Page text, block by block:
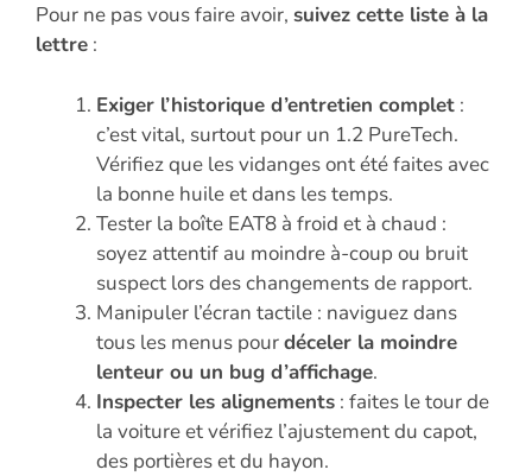
Pour ne pas vous faire avoir, suivez cette liste à la
lettre :
Exiger l’historique d’entretien complet :
c’est vital, surtout pour un 1.2 PureTech.
Vérifiez que les vidanges ont été faites avec
la bonne huile et dans les temps.
Tester la boîte EAT8 à froid et à chaud :
soyez attentif au moindre à-coup ou bruit
suspect lors des changements de rapport.
Manipuler l’écran tactile : naviguez dans
tous les menus pourdéceler la moindre
lenteur ou un bug d’affichage.
Inspecter les alignements : faites le tour de
la voiture et vérifiez l’ajustement du capot,
des portières et du hayon.